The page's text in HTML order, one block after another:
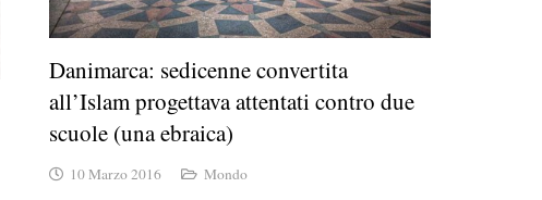
Danimarca: sedicenne convertita
all’Islam progettava attentati contro due
scuole (una ebraica)
10 Marzo 2016 Mondo